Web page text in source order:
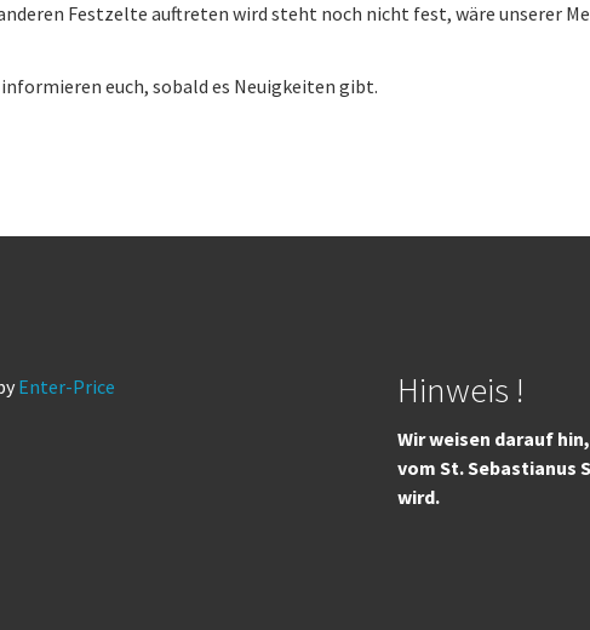
Festzelte auftreten wird steht noch nicht fest, wäre unserer
euch, sobald es Neuigkeiten gibt.
Enter-Price Hinweis !
Wir weisen darauf
vom St. Sebastianus
wird.